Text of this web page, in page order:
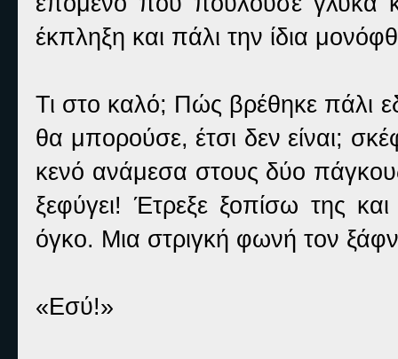
έκπληξη και πάλι την ίδια
Τι στο καλό; Πώς βρέθηκε πάλι
θα μπορούσε, έτσι δεν είναι;
κενό ανάμεσα στους δύο
ξεφύγει! Έτρεξε ξοπίσω της
όγκο. Μια στριγκή φωνή τον
«Εσύ!»